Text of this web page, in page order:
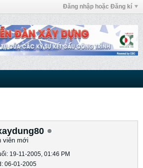
Đăng nhập hoặc Đăng kí
viên mới
19-11-2005, 01:46 PM
06-01-2005